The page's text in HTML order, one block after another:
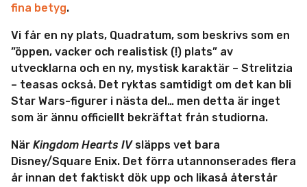
fina betyg.
Vi får en ny plats, Quadratum, som beskrivs som en
”öppen, vacker och realistisk (!) plats” av
utvecklarna och en ny, mystisk karaktär – Strelitzia
– teasas också. Det ryktas samtidigt om det kan bli
Star Wars-figurer i nästa del… men detta är inget
som är ännu officiellt bekräftat från studiorna.
När Kingdom Hearts IVsläpps vet bara
Disney/Square Enix. Det förra utannonserades flera
år innan det faktiskt dök upp och likaså återstår